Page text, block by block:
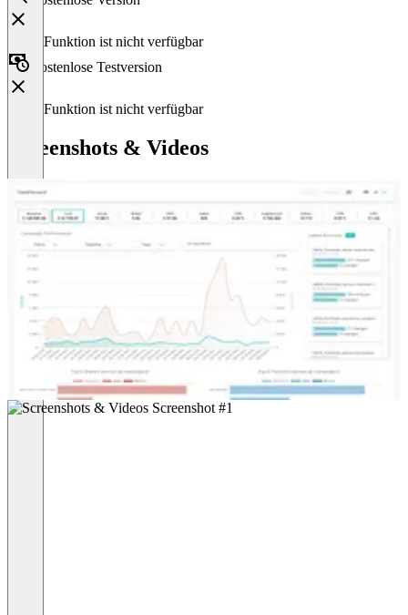
Diese Funktion ist nicht verfügbar
Kostenlose Testversion
Diese Funktion ist nicht verfügbar
Screenshots & Videos